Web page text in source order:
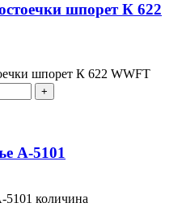
шпорет К 622
шпорет К 622 WWFT
A-5101
количина